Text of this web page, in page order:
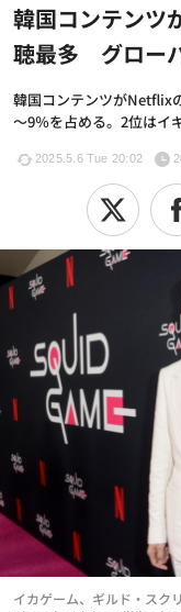
韓国コンテンツ
聴最多 グロー
韓国コンテンツがNetflix
～9％を占める。2位はイ
2025.5.6 Tue 20:02
イカゲーム、ギルド・スク